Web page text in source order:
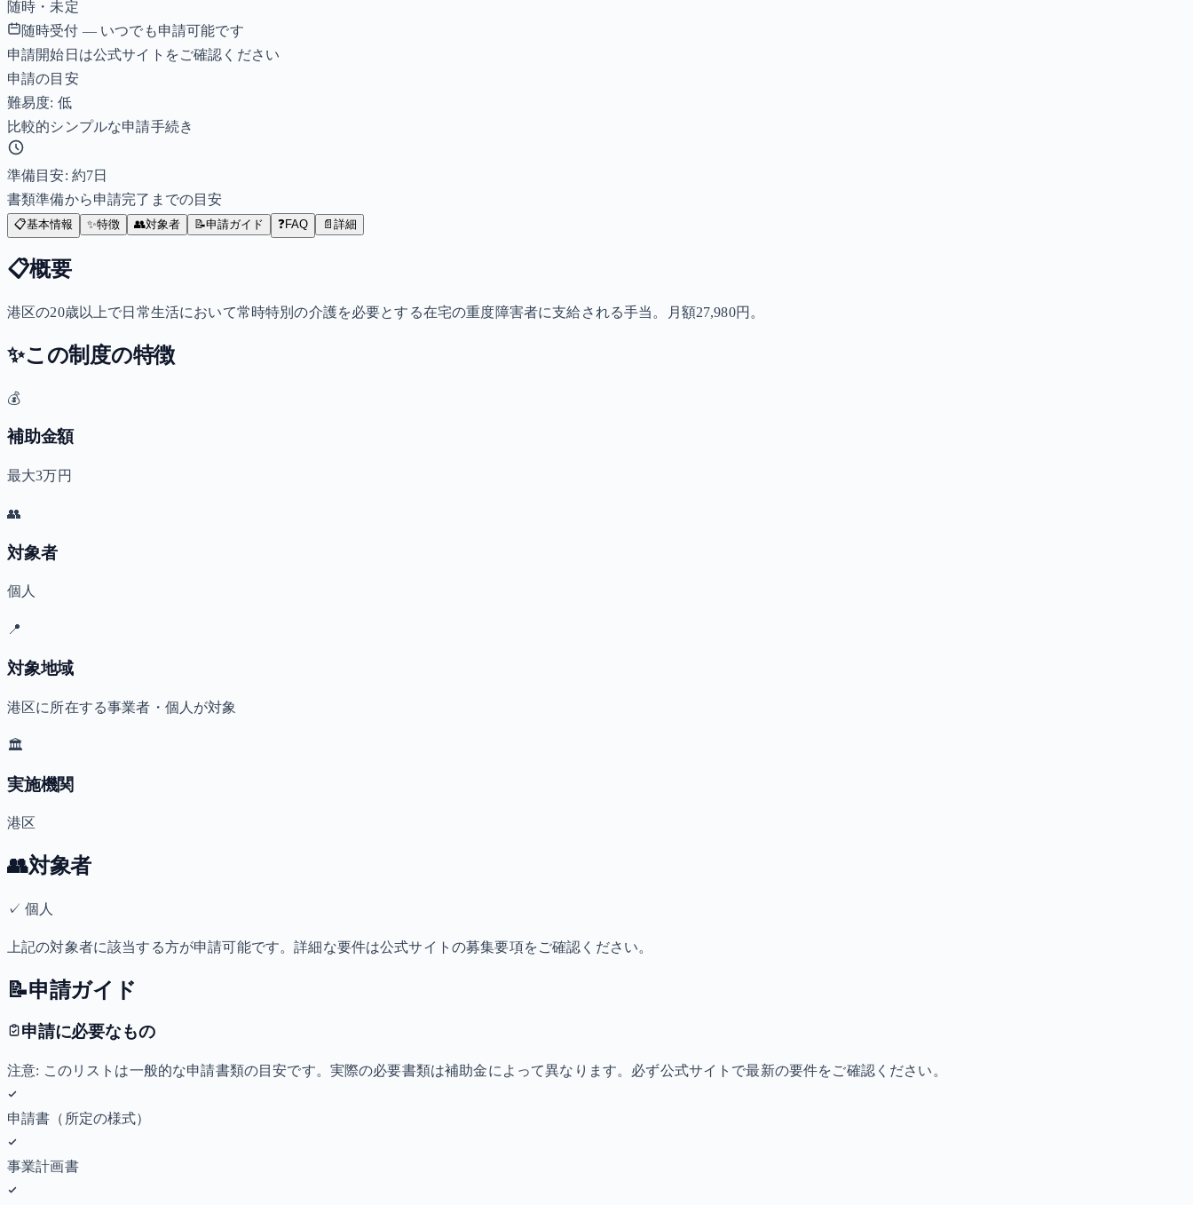
随時・未定
随時受付 — いつでも申請可能です
申請開始日は公式サイトをご確認ください
申請の目安
難易度: 低
比較的シンプルな申請手続き
準備目安: 約7日
書類準備から申請完了までの目安
📋基本情報 ✨特徴 👥対象者 📝申請ガイド ❓FAQ 📄 詳細
📋概要
港区の20歳以上で日常生活において常時特別の介護を必要とする在宅の重度障害者に支給される手当。月額27,980円。
✨この制度の特徴
💰
補助金額
最大3万円
👥
対象者
個人
📍
対象地域
港区に所在する事業者・個人が対象
🏛️
実施機関
港区
👥対象者
✓個人
上記の対象者に該当する方が申請可能です。詳細な要件は公式サイトの募集要項をご確認ください。
📝申請ガイド
申請に必要なもの
注意: このリストは一般的な申請書類の目安です。実際の必要書類は補助金によって異なります。必ず公式サイトで最新の要件をご確認ください。
申請書（所定の様式）
事業計画書